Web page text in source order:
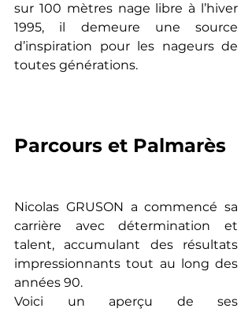
sur 100 mètres nage libre à l’hiver
1995, il demeure une source
d’inspiration pour les nageurs de
toutes générations.
Parcours et Palmarès
Nicolas GRUSON a commencé sa
carrière avec détermination et
talent, accumulant des résultats
impressionnants tout au long des
années 90.
Voici un aperçu de ses